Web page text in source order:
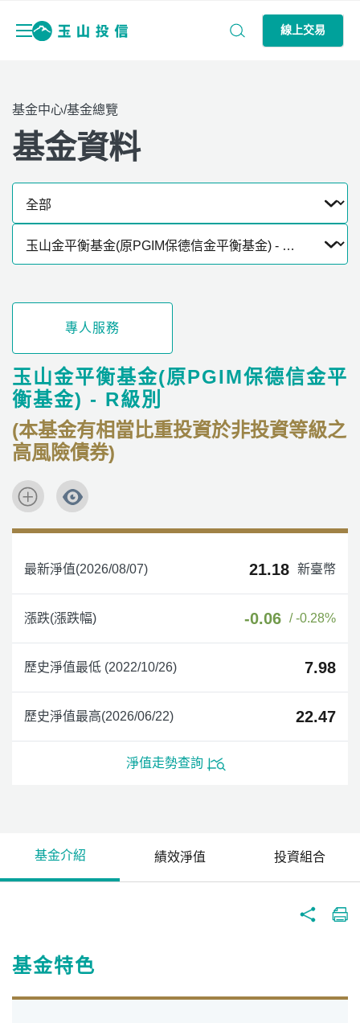
線上交易
基金中心/基金總覽
基金資料
專人服務
玉山金平衡基金(原PGIM保德信金平
衡基金) - R級別
(本基金有相當比重投資於非投資等級之
高風險債券)
最新淨值(2026/08/07) 21.18 新臺幣
漲跌(漲跌幅) -0.06 / -0.28%
歷史淨值最低 (2022/10/26) 7.98
歷史淨值最高(2026/06/22) 22.47
淨值走勢查詢
基金介紹 績效淨值 投資組合
基金特色